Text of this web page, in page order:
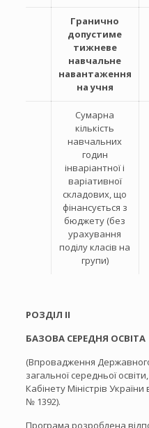
Гранично
допустиме
тижневе
навчальне
навантаження
на учня
Сумарна
кількість
навчальних
годин
інваріантної і
варіативної
складових, що
фінансується з
бюджету (без
урахування
поділу класів на
групи)
РОЗДІЛ ІІ
БАЗОВА СЕРЕДНЯ ОСВІТА
(Впровадження
загальної середньої
Кабінету Міністрів
№ 1392).
Програма розроблена